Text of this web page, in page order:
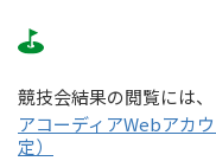
競技会結果の閲覧には、
アコーディアWebアカ
定）